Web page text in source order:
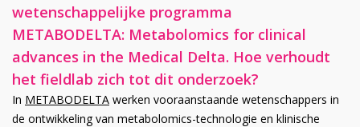
wetenschappelijke programma
METABODELTA: Metabolomics for clinical
advances in the Medical Delta. Hoe verhoudt
het fieldlab zich tot dit onderzoek?
In METABODELTA werken vooraanstaande wetenschappers in
de ontwikkeling van metabolomics-technologie en klinische